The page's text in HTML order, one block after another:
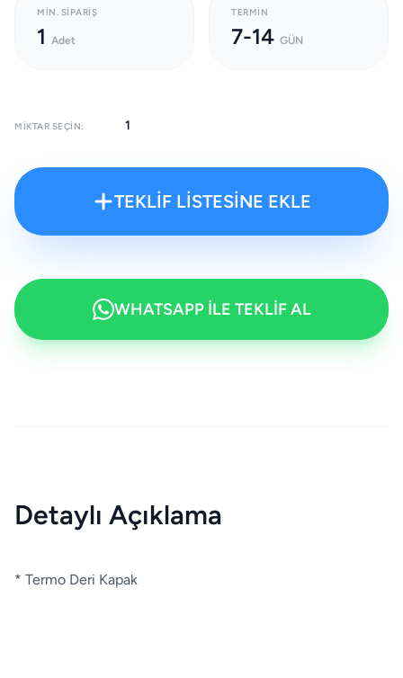
MIN. SIPARIŞ
1 Adet
TERMIN
7-14 GÜN
MIKTAR SEÇIN:
TEKLİF LİSTESİNE EKLE
WHATSAPP İLE TEKLİF AL
Detaylı Açıklama
* Termo Deri Kapak